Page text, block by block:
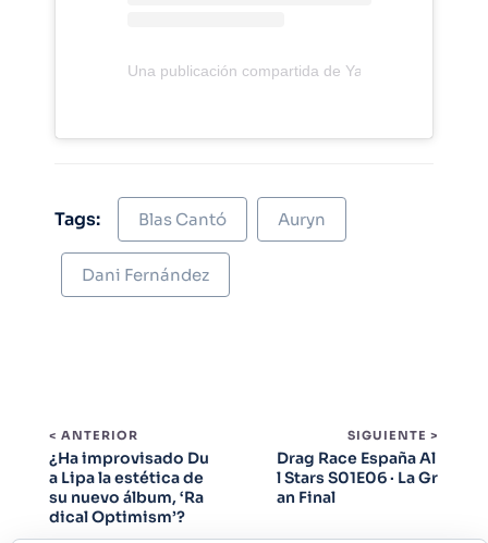
Una publicación compartida de Yasss (con 3 eses)
Tags: Blas Cantó Auryn
Dani Fernández
< ANTERIOR
¿Ha improvisado Du
a Lipa la estética de
su nuevo álbum, ‘Ra
dical Optimism’?
SIGUIENTE >
Drag Race España Al
l Stars S01E06 · La Gr
an Final